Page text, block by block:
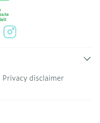
Privacy disclaimer